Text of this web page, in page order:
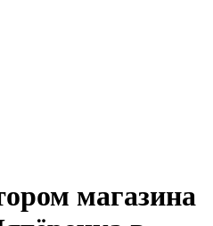
магазина